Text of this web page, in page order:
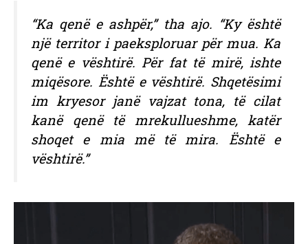
“Ka qenë e ashpër,” tha ajo. “Ky është
një territor i paeksploruar për mua. Ka
qenë e vështirë. Për fat të mirë, ishte
miqësore. Është e vështirë. Shqetësimi
im kryesor janë vajzat tona, të cilat
kanë qenë të mrekullueshme, katër
shoqet e mia më të mira. Është e
vështirë.”